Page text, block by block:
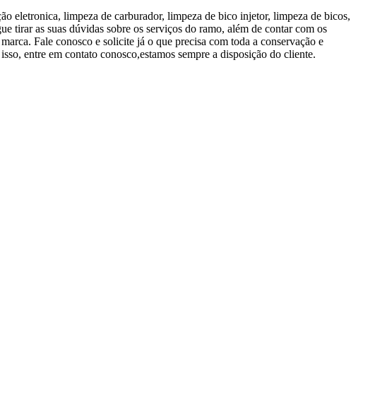
eletronica, limpeza de carburador, limpeza de bico injetor, limpeza de bicos,
tirar as suas dúvidas sobre os serviços do ramo, além de contar com os
Fale conosco e solicite já o que precisa com toda a conservação e
entre em contato conosco,estamos sempre a disposição do cliente.